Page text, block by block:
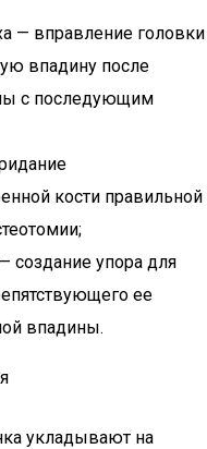
— вправление головки
впадину после
с последующим
кости правильной
создание упора для
ее
впадины.
укладывают на